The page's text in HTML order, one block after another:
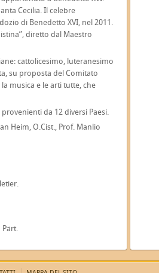
Cecilia. Il celebre
di Benedetto XVI, nel 2011.
diretto dal Maestro
cattolicesimo, luteranesimo
su proposta del Comitato
musica e le arti tutte, che
da 12 diversi Paesi.
Heim, O.Cist., Prof. Manlio